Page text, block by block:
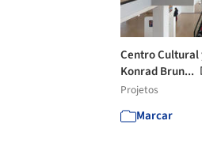
Centro Cultural
Konrad Brun...
Projetos
Marcar